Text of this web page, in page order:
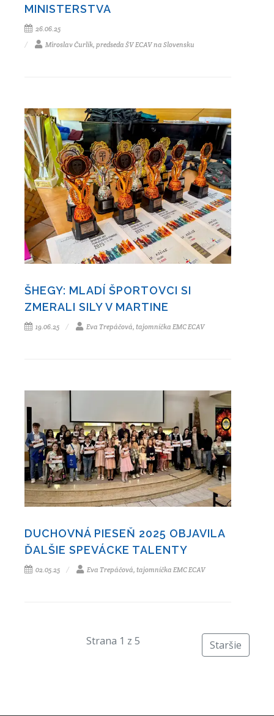
MINISTERSTVA
26.06.25
Miroslav Čurlík, predseda ŠV ECAV na Slovensku
ŠHEGY: MLADÍ ŠPORTOVCI SI
ZMERALI SILY V MARTINE
19.06.25 Eva Trepáčová, tajomníčka EMC ECAV
DUCHOVNÁ PIESEŇ 2025 OBJAVILA
ĎALŠIE SPEVÁCKE TALENTY
02.05.25 Eva Trepáčová, tajomníčka EMC ECAV
Staršie
Strana 1 z 5